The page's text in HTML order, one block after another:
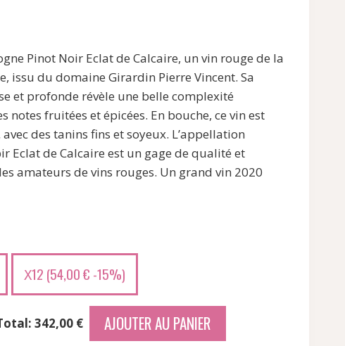
Pinot Noir Eclat de Calcaire, un vin rouge de la
issu du domaine Girardin Pierre Vincent. Sa
et profonde révèle une belle complexité
notes fruitées et épicées. En bouche, ce vin est
des tanins fins et soyeux. L’appellation
Eclat de Calcaire est un gage de qualité et
amateurs de vins rouges. Un grand vin 2020
X12 (54,00€ -15%)
342,00 € AJOUTER AU PANIER